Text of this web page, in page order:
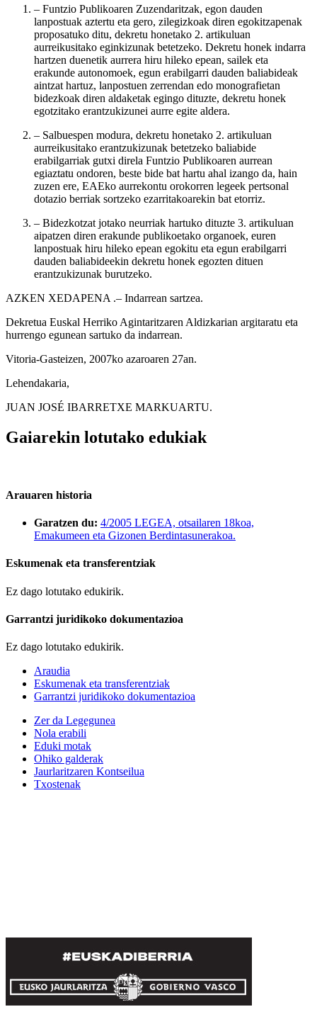
– Funtzio Publikoaren Zuzendaritzak, egon dauden
lanpostuak aztertu eta gero, zilegizkoak diren egokitzapenak
proposatuko ditu, dekretu honetako 2. artikuluan
aurreikusitako eginkizunak betetzeko. Dekretu honek indarra
hartzen duenetik aurrera hiru hileko epean, sailek eta
erakunde autonomoek, egun erabilgarri dauden baliabideak
aintzat hartuz, lanpostuen zerrendan edo monografietan
bidezkoak diren aldaketak egingo dituzte, dekretu honek
egotzitako erantzukizunei aurre egite aldera.
– Salbuespen modura, dekretu honetako 2. artikuluan
aurreikusitako erantzukizunak betetzeko baliabide
erabilgarriak gutxi direla Funtzio Publikoaren aurrean
egiaztatu ondoren, beste bide bat hartu ahal izango da, hain
zuzen ere, EAEko aurrekontu orokorren legeek pertsonal
dotazio berriak sortzeko ezarritakoarekin bat etorriz.
– Bidezkotzat jotako neurriak hartuko dituzte 3. artikuluan
aipatzen diren erakunde publikoetako organoek, euren
lanpostuak hiru hileko epean egokitu eta egun erabilgarri
dauden baliabideekin dekretu honek egozten dituen
erantzukizunak burutzeko.
AZKEN XEDAPENA .– Indarrean sartzea.
Dekretua Euskal Herriko Agintaritzaren Aldizkarian argitaratu eta
hurrengo egunean sartuko da indarrean.
Vitoria-Gasteizen, 2007ko azaroaren 27an.
Lehendakaria,
JUAN JOSÉ IBARRETXE MARKUARTU.
Gaiarekin lotutako edukiak
Arauaren historia
Garatzen du: 4/2005 LEGEA, otsailaren 18koa,
Emakumeen eta Gizonen Berdintasunerakoa.
Eskumenak eta transferentziak
Ez dago lotutako edukirik.
Garrantzi juridikoko dokumentazioa
Ez dago lotutako edukirik.
Araudia
Eskumenak eta transferentziak
Garrantzi juridikoko dokumentazioa
Zer da Legegunea
Nola erabili
Eduki motak
Ohiko galderak
Jaurlaritzaren Kontseilua
Txostenak